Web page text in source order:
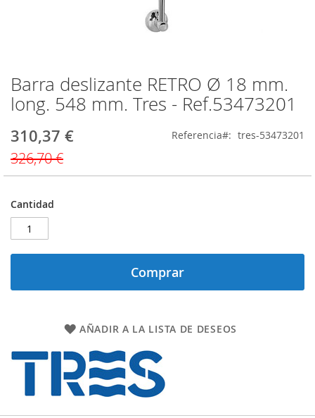
Barra deslizante RETRO Ø 18 mm.
long. 548 mm. Tres - Ref.53473201
Precio
310,37 €
326,70 €
Referencia tres-53473201
Cantidad
Comprar
AÑADIR A LA LISTA DE DESEOS
Saltar
al
comienzo
la
galería
de
imágenes